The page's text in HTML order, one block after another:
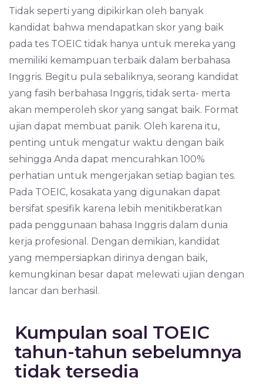
Tidak seperti yang dipikirkan oleh banyak
kandidat bahwa mendapatkan skor yang baik
pada tes TOEIC tidak hanya untuk mereka yang
memiliki kemampuan terbaik dalam berbahasa
Inggris. Begitu pula sebaliknya, seorang kandidat
yang fasih berbahasa Inggris, tidak serta- merta
akan memperoleh skor yang sangat baik. Format
ujian dapat membuat panik. Oleh karena itu,
penting untuk mengatur waktu dengan baik
sehingga Anda dapat mencurahkan 100%
perhatian untuk mengerjakan setiap bagian tes.
Pada TOEIC, kosakata yang digunakan dapat
bersifat spesifik karena lebih menitikberatkan
pada penggunaan bahasa Inggris dalam dunia
kerja profesional. Dengan demikian, kandidat
yang mempersiapkan dirinya dengan baik,
kemungkinan besar dapat melewati ujian dengan
lancar dan berhasil.
Kumpulan soal TOEIC
tahun-tahun sebelumnya
tidak tersedia